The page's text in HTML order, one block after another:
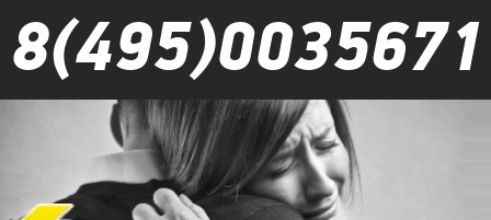
8(495)0035671